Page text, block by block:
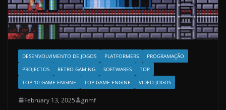
DESENVOLVIMENTO DE JOGOS PLATFORMERS
PROGRAMAÇÃO
PROJECTOS
RETRO GAMING SOFTWARES
TOP
TOP 10 GAME ENGINE
TOP GAME ENGINE VIDEO JOGOS
February 13, 2025 gnmf